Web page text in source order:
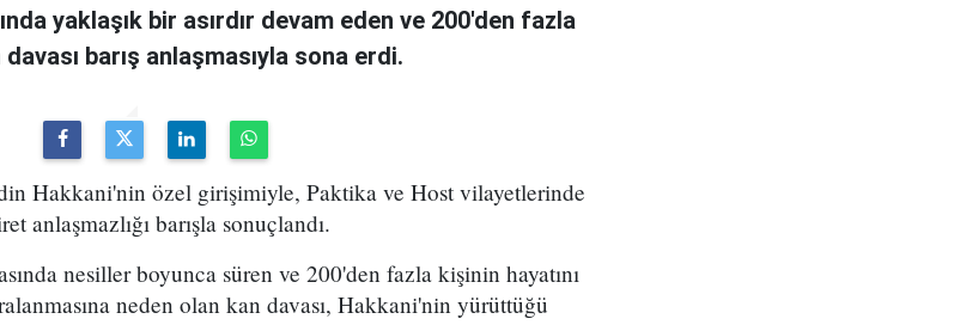
yaklaşık bir asırdır devam eden ve 200'den fazla
barış anlaşmasıyla sona erdi.
Hakkani'nin özel girişimiyle, Paktika ve Host vilayetlerinde
anlaşmazlığı barışla sonuçlandı.
nesiller boyunca süren ve 200'den fazla kişinin hayatını
neden olan kan davası, Hakkani'nin yürüttüğü